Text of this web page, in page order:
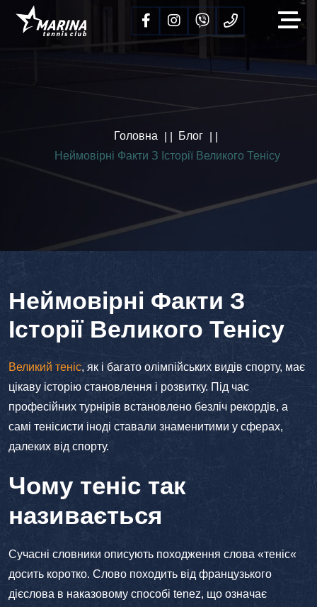
Головна
Блог
Неймовірні Факти З Історії Великого Тенісу
Неймовірні Факти З
Історії Великого Тенісу
Великий теніс, як і багато олімпійських видів спорту, має
цікаву історію становлення і розвитку. Під час
професійних турнірів встановлено безліч рекордів, а
самі тенісисти іноді ставали знаменитими у сферах,
далеких від спорту.
Чому теніс так
називається
Сучасні словники описують походження слова «теніс«
досить коротко. Слово походить від французького
дієслова в наказовому способі tenez, що означає